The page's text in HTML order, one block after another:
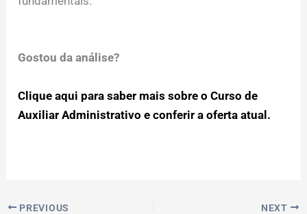
Gostou da análise?
Clique aqui para saber mais sobre o Curso de
Auxiliar Administrativo e conferir a oferta atual.
PREVIOUS NEXT